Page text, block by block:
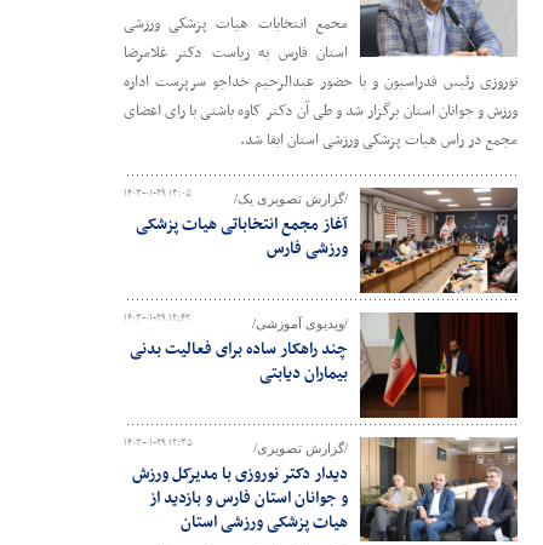
محمع انتخابات هیات پزشکی ورزشی
استان فارس به ریاست دکتر غلامرضا
نوروزی رئیس فدراسیون و با حضور عبدالرحیم خداجو سرپرست اداره
ورزش و جوانان استان برگزار شد و طی آن دکتر کاوه باشتی با رای اعضای
مجمع در راس هیات پزشکی ورزشی استان ابقا شد.
۱۴۰۳-۰۱-۲۹ ۱۳:۰۵ /گزارش تصویری یک/
آغاز مجمع انتخاباتی هیات پزشکی
ورزشی فارس
۱۴۰۳-۰۱-۲۹ ۱۲:۴۲ /ویدیوی آموزشی/
چند راهکار ساده برای فعالیت بدنی
بیماران دیابتی
۱۴۰۳-۰۱-۲۹ ۱۲:۳۵ /گزارش تصویری/
دیدار دکتر نوروزی با مدیرکل ورزش
و جوانان استان فارس و بازدید از
هیات پزشکی ورزشی استان